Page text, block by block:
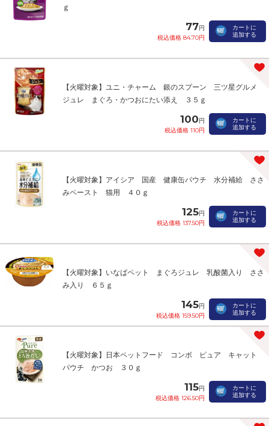
ｇ
77円
税込価格 84.70円
カートに
追加する
【火曜対象】ユニ・チャーム 銀のスプーン 三ツ星グルメ
ジュレ まぐろ・かつおにたい添え ３５ｇ
100円
税込価格 110円
カートに
追加する
【火曜対象】アイシア 国産 健康缶パウチ 水分補給 ささ
みペースト 猫用 ４０ｇ
125円
税込価格 137.50円
カートに
追加する
【火曜対象】いなばペット まぐろジュレ 乳酸菌入り ささ
み入り ６５ｇ
145円
税込価格 159.50円
カートに
追加する
【火曜対象】日本ペットフード コンボ ピュア キャット
パウチ かつお ３０ｇ
115円
税込価格 126.50円
カートに
追加する